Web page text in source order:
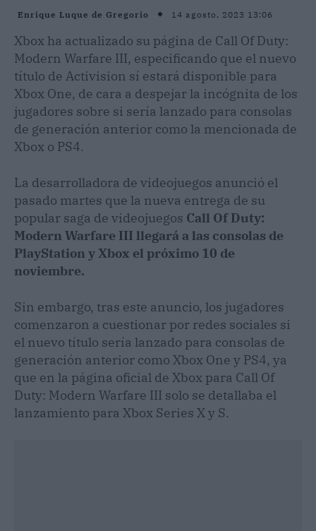
Enrique Luque de Gregorio 14 agosto, 2023 13:06
Xbox ha actualizado su página de Call Of Duty:
Modern Warfare III, especificando que el nuevo
título de Activision sí estará disponible para
Xbox One, de cara a despejar la incógnita de los
jugadores sobre si sería lanzado para consolas
de generación anterior como la mencionada de
Xbox o PS4.
La desarrolladora de videojuegos anunció el
pasado martes que la nueva entrega de su
popular saga de videojuegos Call Of Duty:
Modern Warfare III llegará a las consolas de
PlayStation y Xbox el próximo 10 de
noviembre.
Sin embargo, tras este anuncio, los jugadores
comenzaron a cuestionar por redes sociales si
el nuevo título sería lanzado para consolas de
generación anterior como Xbox One y PS4, ya
que en la página oficial de Xbox para Call Of
Duty: Modern Warfare III solo se detallaba el
lanzamiento para Xbox Series X y S.